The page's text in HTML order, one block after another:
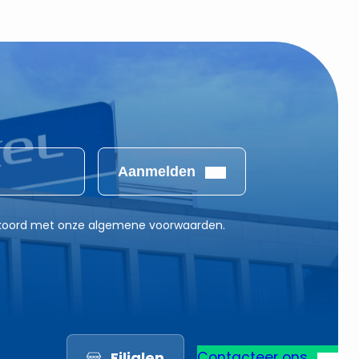
Aanmelden
met onze algemene voorwaarden.